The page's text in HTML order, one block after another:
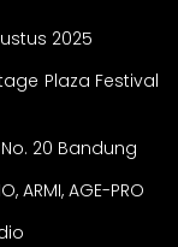
2025
Plaza Festival
20 Bandung
ARMI, AGE-PRO